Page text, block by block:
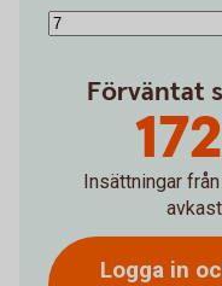
Förväntat
Insättningar
Logga in